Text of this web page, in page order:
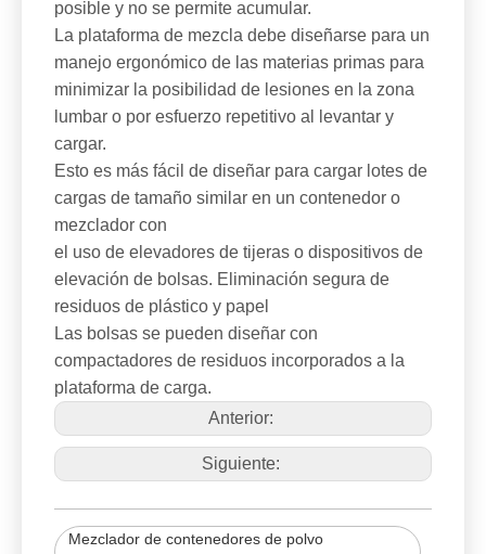
posible y no se permite acumular.
La plataforma de mezcla debe diseñarse para un
manejo ergonómico de las materias primas para
minimizar la posibilidad de lesiones en la zona
lumbar o por esfuerzo repetitivo al levantar y
cargar.
Esto es más fácil de diseñar para cargar lotes de
cargas de tamaño similar en un contenedor o
mezclador con
el uso de elevadores de tijeras o dispositivos de
elevación de bolsas. Eliminación segura de
residuos de plástico y papel
Las bolsas se pueden diseñar con
compactadores de residuos incorporados a la
plataforma de carga.
Anterior:
Siguiente:
Mezclador de contenedores de polvo